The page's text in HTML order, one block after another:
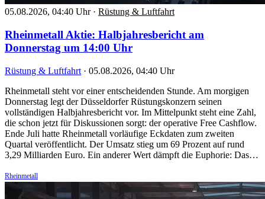
05.08.2026, 04:40 Uhr · Rüstung & Luftfahrt
Rheinmetall Aktie: Halbjahresbericht am
Donnerstag um 14:00 Uhr
Rüstung & Luftfahrt · 05.08.2026, 04:40 Uhr
Rheinmetall steht vor einer entscheidenden Stunde. Am morgigen
Donnerstag legt der Düsseldorfer Rüstungskonzern seinen
vollständigen Halbjahresbericht vor. Im Mittelpunkt steht eine Zahl,
die schon jetzt für Diskussionen sorgt: der operative Free Cashflow.
Ende Juli hatte Rheinmetall vorläufige Eckdaten zum zweiten
Quartal veröffentlicht. Der Umsatz stieg um 69 Prozent auf rund
3,29 Milliarden Euro. Ein anderer Wert dämpft die Euphorie: Das…
Rheinmetall